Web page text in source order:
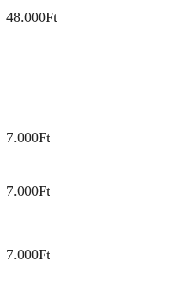
48.000Ft
7.000Ft
7.000Ft
7.000Ft